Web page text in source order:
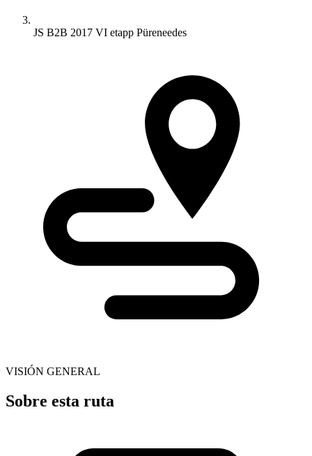
JS B2B 2017 VI etapp Püreneedes
VISIÓN GENERAL
Sobre esta ruta